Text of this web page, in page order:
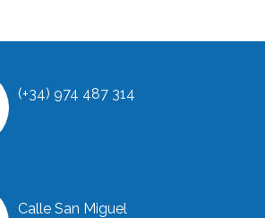
(+34) 974 487 314
Calle San Miguel